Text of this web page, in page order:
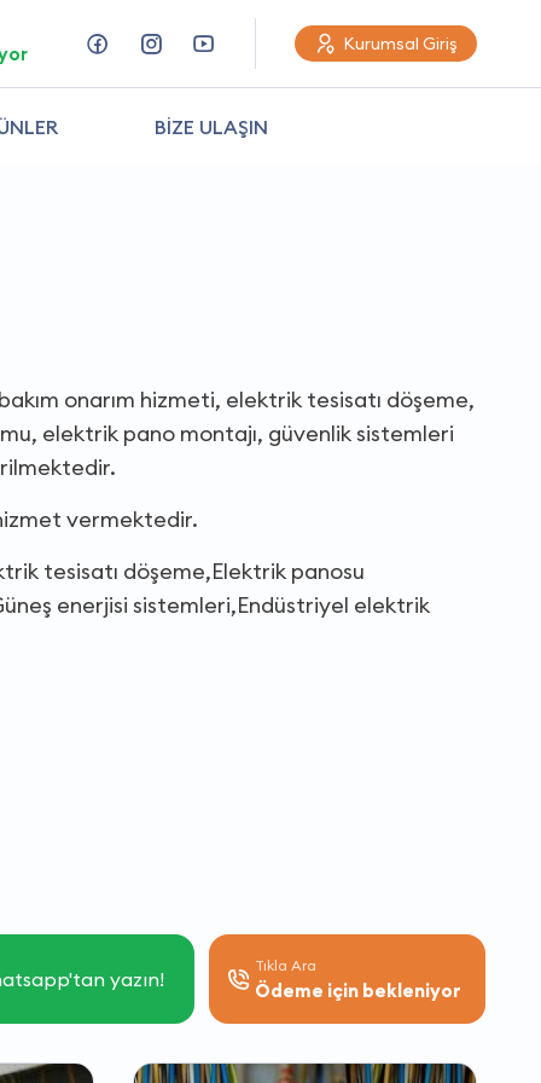
Kurumsal Giriş
BİZE ULAŞIN
onarım hizmeti, elektrik tesisatı döşeme,
elektrik pano montajı, güvenlik sistemleri
vermektedir.
tesisatı döşeme,Elektrik panosu
enerjisi sistemleri,Endüstriyel elektrik
yazın!
Tıkla Ara
Ödeme için bekleniyor